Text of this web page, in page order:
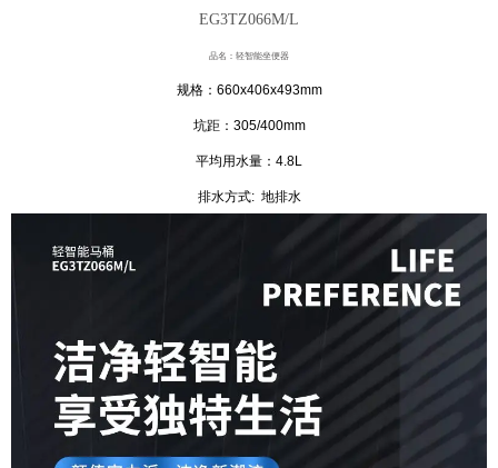
EG3TZ066M/L
品名：轻智能坐便器
规格：660x406x493mm
坑距：305/400mm
平均用水量：4.8L
排水方式: 地排水